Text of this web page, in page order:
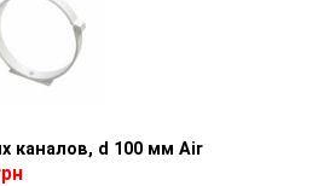
товара
каналов, d 100 мм Air